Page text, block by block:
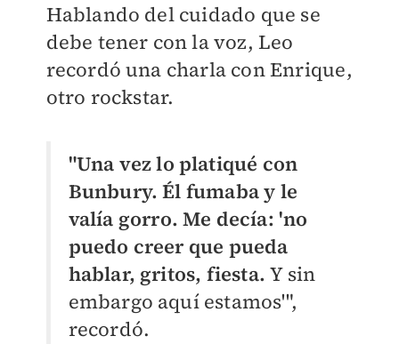
Hablando del cuidado que se
debe tener con la voz, Leo
recordó una charla con Enrique,
otro rockstar.
"Una vez lo platiqué con
Bunbury. Él fumaba y le
valía gorro. Me decía: 'no
puedo creer que pueda
hablar, gritos, fiesta.Y sin
embargo aquí estamos'",
recordó.